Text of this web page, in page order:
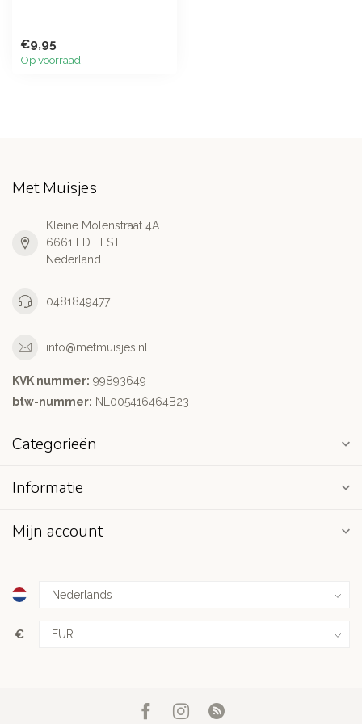
€9,95
Op voorraad
Met Muisjes
Kleine Molenstraat 4A
6661 ED ELST
Nederland
0481849477
info@metmuisjes.nl
KVK nummer: 99893649
btw-nummer: NL005416464B23
Categorieën
Informatie
Mijn account
€